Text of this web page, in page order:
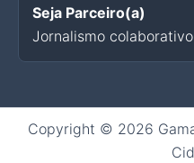
Seja Parceiro(a)
Jornalismo colaborativo
Copyright © 2026